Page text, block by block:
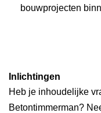
bouwprojecten
Inlichtingen
Heb je inhoudelijke
Betontimmerman?